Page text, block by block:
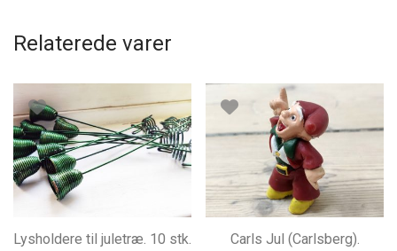
Relaterede varer
Lysholdere til juletræ. 10 stk.
Carls Jul (Carlsberg).